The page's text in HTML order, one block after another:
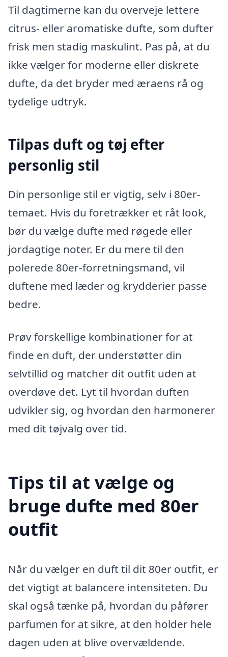
Til dagtimerne kan du overveje lettere
citrus- eller aromatiske dufte, som dufter
frisk men stadig maskulint. Pas på, at du
ikke vælger for moderne eller diskrete
dufte, da det bryder med æraens rå og
tydelige udtryk.
Tilpas duft og tøj efter
personlig stil
Din personlige stil er vigtig, selv i 80er-
temaet. Hvis du foretrækker et råt look,
bør du vælge dufte med røgede eller
jordagtige noter. Er du mere til den
polerede 80er-forretningsmand, vil
duftene med læder og krydderier passe
bedre.
Prøv forskellige kombinationer for at
finde en duft, der understøtter din
selvtillid og matcher dit outfit uden at
overdøve det. Lyt til hvordan duften
udvikler sig, og hvordan den harmonerer
med dit tøjvalg over tid.
Tips til at vælge og
bruge dufte med 80er
outfit
Når du vælger en duft til dit 80er outfit, er
det vigtigt at balancere intensiteten. Du
skal også tænke på, hvordan du påfører
parfumen for at sikre, at den holder hele
dagen uden at blive overvældende.